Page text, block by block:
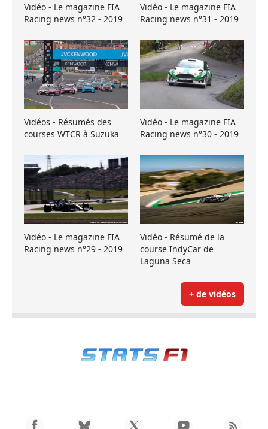
Vidéo - Le magazine FIA
Racing news n°32 - 2019
Vidéo - Le magazine FIA
Racing news n°31 - 2019
Vidéos - Résumés des
courses WTCR à Suzuka
Vidéo - Le magazine FIA
Racing news n°30 - 2019
Vidéo - Le magazine FIA
Racing news n°29 - 2019
Vidéo - Résumé de la
course IndyCar de
Laguna Seca
+ de vidéos